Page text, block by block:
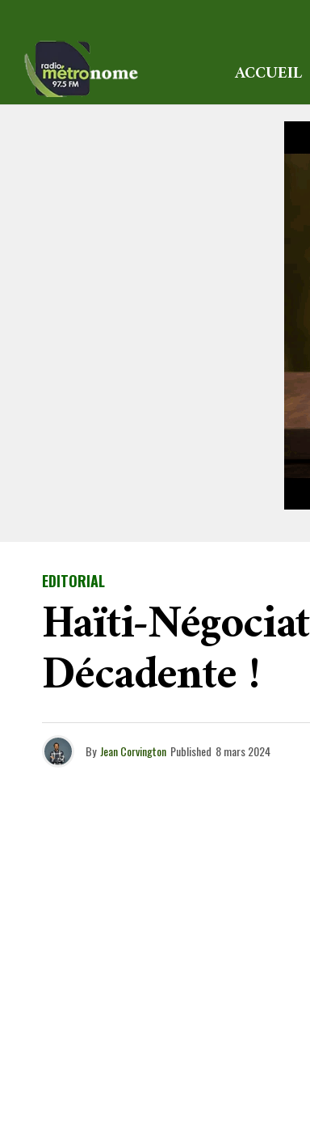
ACCUEIL
EDITORIAL
Haïti-
Décadente !
By Jean Corvington Published 8 mars 2024